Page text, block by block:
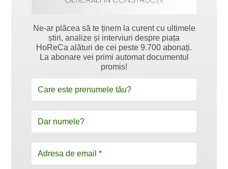
Ne-ar plăcea să te ținem la curent cu ultimele
știri, analize și interviuri despre piața
HoReCa alături de cei peste 9.700 abonați.
La abonare vei primi automat documentul
promis!